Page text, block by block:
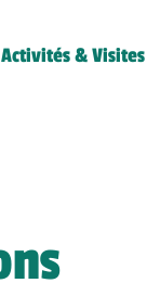
Activités & Visites